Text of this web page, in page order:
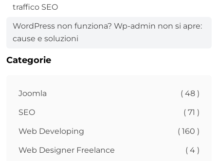
traffico SEO
WordPress non funziona? Wp-admin non si apre:
cause e soluzioni
Categorie
Joomla ( 48 )
SEO ( 71 )
Web Developing ( 160 )
Web Designer Freelance ( 4 )